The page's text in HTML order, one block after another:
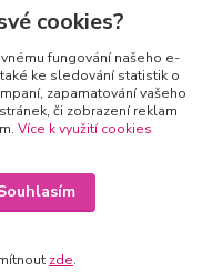
cookies?
fungování našeho e-
ke sledování statistik o
zapamatování vašeho
či zobrazení reklam
Více k využití cookies
zde.